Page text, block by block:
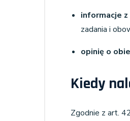
informacje
zadania i
opinię o
Kiedy
Zgodnie z art.